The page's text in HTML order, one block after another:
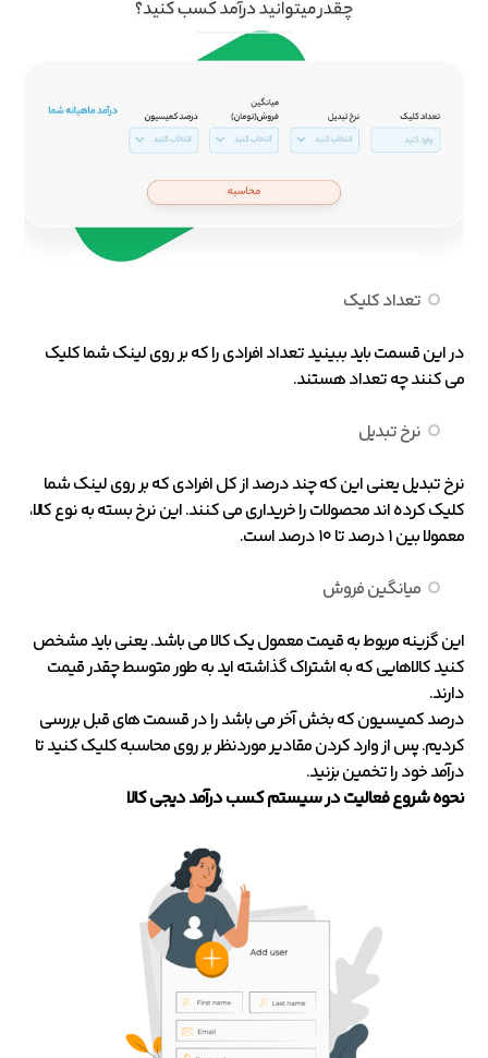
تعداد کلیک
در این قسمت باید ببینید تعداد افرادی را که بر روی لینک شما کلیک
می کنند چه تعداد هستند.
نرخ تبدیل
نرخ تبدیل یعنی این که چند درصد از کل افرادی که بر روی لینک شما
کلیک کرده اند محصولات را خریداری می کنند. این نرخ بسته به نوع کالا،
معمولا بین ۱ درصد تا ۱۰ درصد است.
میانگین فروش
این گزینه مربوط به قیمت معمول یک کالا می باشد. یعنی باید مشخص
کنید کالاهایی که به اشتراک گذاشته اید به طور متوسط چقدر قیمت
دارند.
درصد کمیسیون که بخش آخر می باشد را در قسمت های قبل بررسی
کردیم. پس از وارد کردن مقادیر موردنظر بر روی محاسبه کلیک کنید تا
درآمد خود را تخمین بزنید.
نحوه شروع فعالیت در سیستم کسب درآمد دیجی کالا